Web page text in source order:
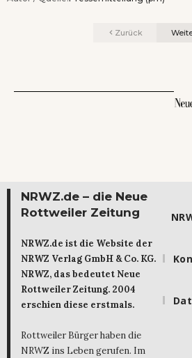
Zurück
NRWZ.de – die Neue
Rottweiler Zeitung
NRWZ.de ist die Website der
NRWZ Verlag GmbH & Co. KG.
NRWZ, das bedeutet Neue
Rottweiler Zeitung. 2004
erschien diese erstmals.
Rottweiler Bürger haben die
NRWZ ins Leben gerufen. Im